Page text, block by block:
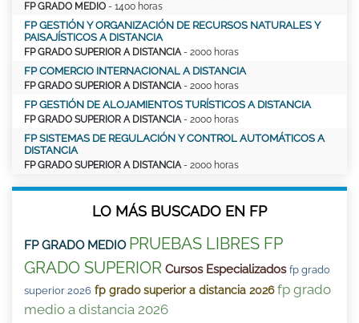
FP GRADO MEDIO - 1400 horas
FP GESTIÓN Y ORGANIZACIÓN DE RECURSOS NATURALES Y
PAISAJÍSTICOS A DISTANCIA
FP GRADO SUPERIOR A DISTANCIA- 2000 horas
FP COMERCIO INTERNACIONAL A DISTANCIA
FP GRADO SUPERIOR A DISTANCIA- 2000 horas
FP GESTIÓN DE ALOJAMIENTOS TURÍSTICOS A DISTANCIA
FP GRADO SUPERIOR A DISTANCIA- 2000 horas
FP SISTEMAS DE REGULACIÓN Y CONTROL AUTOMÁTICOS A
DISTANCIA
FP GRADO SUPERIOR A DISTANCIA- 2000 horas
LO MÁS BUSCADO EN FP
FP GRADO MEDIO PRUEBAS LIBRES FP
GRADO SUPERIOR Cursos Especializados fp grado
superior 2026 fp grado superior a distancia 2026 fp grado
medio a distancia 2026